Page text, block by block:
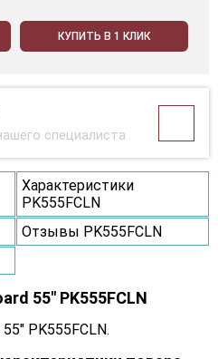
КУПИТЬ В 1 КЛИК
специалиста
Характеристики
PK555FCLN
Отзывы PK555FCLN
55" PK555FCLN
PK555FCLN.